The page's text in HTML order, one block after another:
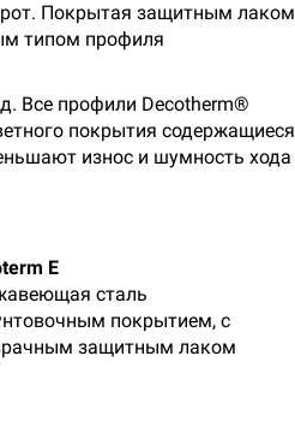
Покрытая защитным лаком
типом профиля
Все профили Decotherm®
покрытия содержащиеся
износ и шумность хода
E
сталь
покрытием, с
защитным лаком